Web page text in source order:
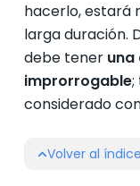
hacerlo, estará
larga duración.
debe tener una
improrrogable;
considerado
Volver al índice